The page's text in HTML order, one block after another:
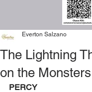
The Lightning
on the Monsters
Everton Salzano
PERCY